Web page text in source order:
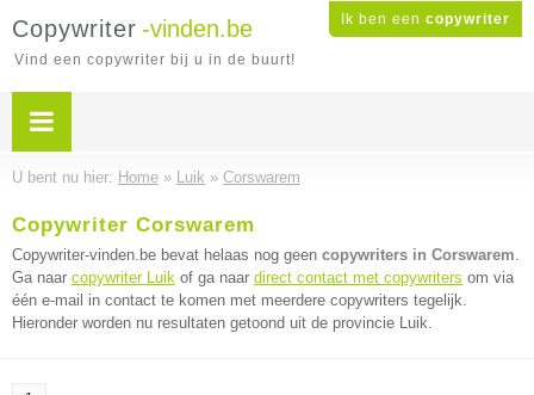
Ik ben een copywriter
Copywriter -vinden.be
Vind een copywriter bij u in de buurt!
U bent nu hier: Home » Luik » Corswarem
Copywriter Corswarem
Copywriter-vinden.be bevat helaas nog geen copywriters in Corswarem.
Ga naar copywriter Luik of ga naar direct contact met copywriters om via
één e-mail in contact te komen met meerdere copywriters tegelijk.
Hieronder worden nu resultaten getoond uit de provincie Luik.